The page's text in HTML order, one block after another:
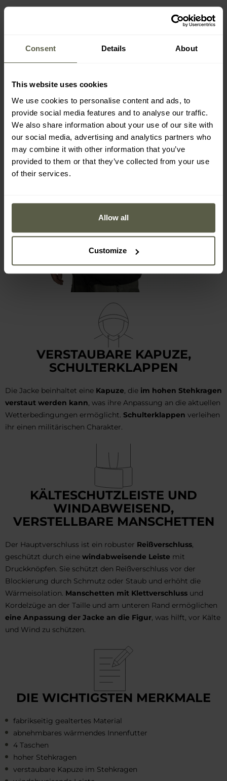
Consent Details About
This website uses cookies
We use cookies to personalise content and ads, to
provide social media features and to analyse our traffic.
We also share information about your use of our site with
our social media, advertising and analytics partners who
may combine it with other information that you’ve
provided to them or that they’ve collected from your use
of their services.
Allow all
Customize
Das Modell M65 Giant ist mit
Brusttaschen und zwei an der Taille ausgestattet, die es
Handschuhe oder Mütze aufzubewahren. Alle
Taschen sind
VERSTAUBARE KAPUZE,
SCHULTERKLAPPEN
Die Jacke beinhaltet eine Kapuze, die im hohen Stehkragen
verstaut werden kann, was ihre Anpassung an die aktuellen
Wetterbedingungen ermöglicht. Schulterklappen verleihen
ihr einen militärischen Charakter.
KÄLTESCHUTZLEISTE UND
WINDABWEISEND,
VERSTELLBARE MANSCHETTEN
Der Hauptverschluss ist ein robuster Reißverschluss,
geschützt durch eine windabweisende Leiste mit
Druckknöpfen. Sie schützt den Reißverschluss vor der
Blockierung durch Schmutz oder Staub und erhöht die
Wärmeisolation. Manschetten mit Klettverschluss und
Kordelzüge an der Taille und am unteren Rand ermöglichen
eine Anpassung der Jacke an die Figur, was hilft, vor Kälte
und Wind zu schützen.
DIE WICHTIGSTEN MERKMALE
fabrikseitig gealtertes Material
abnehmbares wärmendes Innenfutter
4 Taschen
hoher Stehkragen
verstaubare Kapuze im Stehkragen